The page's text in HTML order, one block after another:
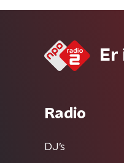
Er
Radio
DJ’s